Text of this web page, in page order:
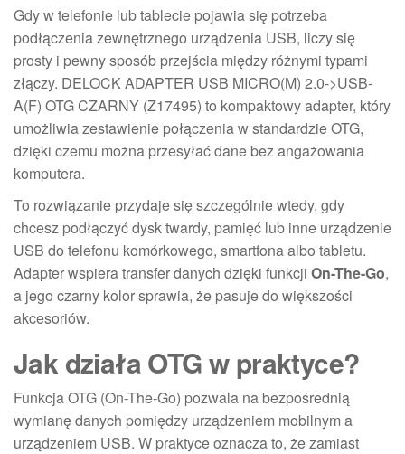
Gdy w telefonie lub tablecie pojawia się potrzeba
podłączenia zewnętrznego urządzenia USB, liczy się
prosty i pewny sposób przejścia między różnymi typami
złączy. DELOCK ADAPTER USB MICRO(M) 2.0->USB-
A(F) OTG CZARNY (Z17495) to kompaktowy adapter, który
umożliwia zestawienie połączenia w standardzie OTG,
dzięki czemu można przesyłać dane bez angażowania
komputera.
To rozwiązanie przydaje się szczególnie wtedy, gdy
chcesz podłączyć dysk twardy, pamięć lub inne urządzenie
USB do telefonu komórkowego, smartfona albo tabletu.
Adapter wspiera transfer danych dzięki funkcji On-The-Go,
a jego czarny kolor sprawia, że pasuje do większości
akcesoriów.
Jak działa OTG w praktyce?
Funkcja OTG (On-The-Go) pozwala na bezpośrednią
wymianę danych pomiędzy urządzeniem mobilnym a
urządzeniem USB. W praktyce oznacza to, że zamiast